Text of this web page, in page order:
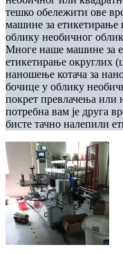
тешко обележити ове
машине за етикетирање
облику необичног
Многе наше машине за
етикетирање округлих
наношење котача за
бочице у облику
покрет превлачења или
потребна вам је друга
бисте тачно налепили